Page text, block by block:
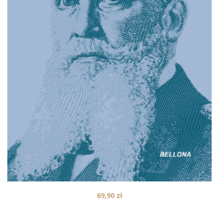
69,90 zł